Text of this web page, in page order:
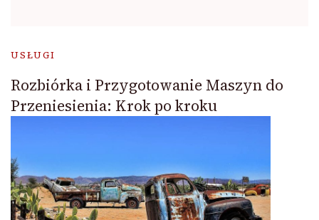
USŁUGI
Rozbiórka i Przygotowanie Maszyn do
Przeniesienia: Krok po kroku